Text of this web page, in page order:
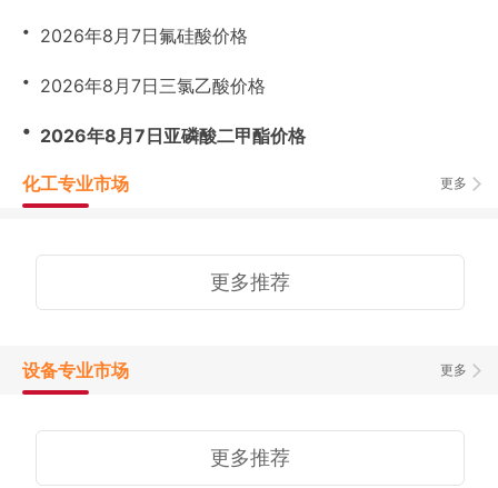
・ 2026年8月7日氟硅酸价格
・ 2026年8月7日三氯乙酸价格
・ 2026年8月7日亚磷酸二甲酯价格
更多
化工专业市场
更多推荐
更多
设备专业市场
更多推荐